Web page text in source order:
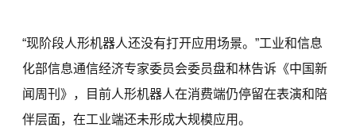
“现阶段人形机器人还没有打开应用场景。”工业和信息
化部信息通信经济专家委员会委员盘和林告诉《中国新
闻周刊》，目前人形机器人在消费端仍停留在表演和陪
伴层面，在工业端还未形成大规模应用。